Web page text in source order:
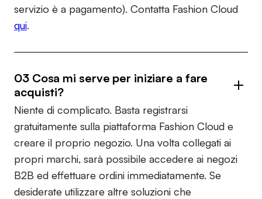
servizio è a pagamento). Contatta Fashion Cloud
qui.
03 Cosa mi serve per iniziare a fare
acquisti?
Niente di complicato. Basta registrarsi
gratuitamente sulla piattaforma Fashion Cloud e
creare il proprio negozio. Una volta collegati ai
propri marchi, sarà possibile accedere ai negozi
B2B ed effettuare ordini immediatamente. Se
desiderate utilizzare altre soluzioni che